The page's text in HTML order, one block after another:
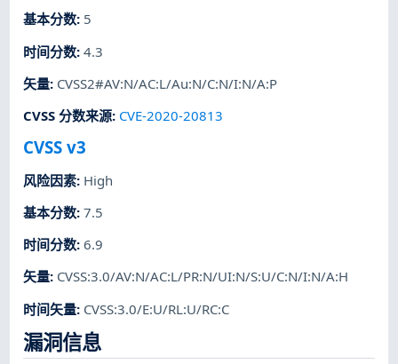
基本分数: 5
时间分数:4.3
矢量: CVSS2#AV:N/AC:L/Au:N/C:N/I:N/A:P
CVSS 分数来源: CVE-2020-20813
CVSS v3
风险因素: High
基本分数:7.5
时间分数:6.9
矢量: CVSS:3.0/AV:N/AC:L/PR:N/UI:N/S:U/C:N/I:N/A:H
时间矢量: CVSS:3.0/E:U/RL:U/RC:C
漏洞信息